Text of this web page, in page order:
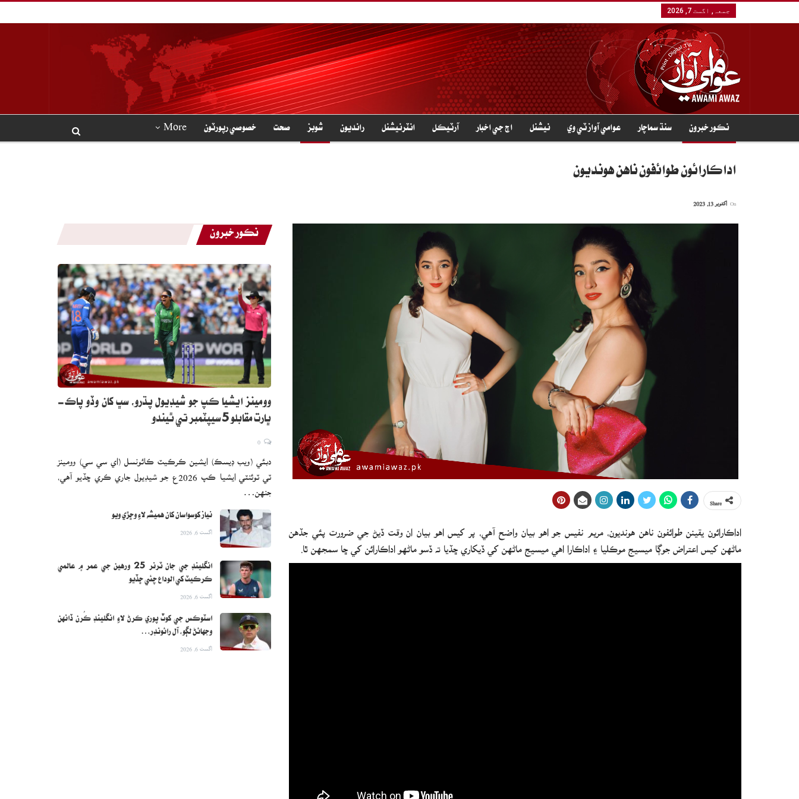
جمعہ, اگست 7, 2026
نڪور خبرون سنڌ سماچار عوامي آواز ٽي وي نيشنل اڄ جي اخبار آرٽيڪل انٽرنيشنل رانديون شوبز صحت خصوصي رپورٽون More
اداڪارائون طوائفون ناهن هونديون
اکتوبر 13, 2023
اداڪارائون يقينن طوائفون ناهن هونديون، مريم نفيس جو اهو بيان واضح آهي، پر کيس اهو بيان ان وقت ڏيڻ جي ضرورت پئي جڏهن
ماڻهن کيس اعتراض جوڳا ميسيج موڪليا ۽ اداڪارا اهي ميسيج ماڻهن کي ڏيکاري ڇڏيا ته ڏسو ماڻهو اداڪارائن کي ڇا سمجهن ٿا.
نڪور خبرون
وومينز ايشيا ڪپ جو شيڊيول پڌرو، سڀ کان وڏو پاڪ-
ڀارت مقابلو 5 سيپٽمبر تي ٿيندو
دبئي (ويب ڊيسڪ) ايشين ڪرڪيٽ ڪائونسل (اي سي سي) وومينز
ٽي ٽوئنٽي ايشيا ڪپ 2026ع جو شيڊيول جاري ڪري ڇڏيو آهي،
نياز کوسواسان کان هميشه لاءِ وڇڙي ويو
اگست 6, 2026
انگلينڊ جي جان ٽرنر 25 ورهين جي عمر ۾ عالمي
ڪرڪيٽ کي الوداع چئي ڇڏيو
اگست 6, 2026
اسٽوڪس جي کوٽ پوري ڪرڻ لاءِ انگلينڊ ڪُرن ڏانهن
وجهائڻ لڳو، آل رائونڊر…
اگست 6, 2026